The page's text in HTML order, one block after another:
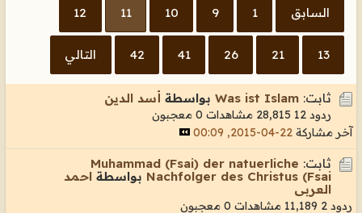
السابق 1
9
10
11
12
13
21
26
41
42 التالي
ثابت: Was ist Islam بواسطة أسد الدين
ردود 12 28,815 مشاهدات
0 معجبون
آخر مشاركة 22-04-2015, 00:09
ثابت: Muhammad (Fsai) der natuerliche
Nachfolger des Christus (Fsai بواسطة احمد
العربى
ردود 2 11,189 مشاهدات
0 معجبون